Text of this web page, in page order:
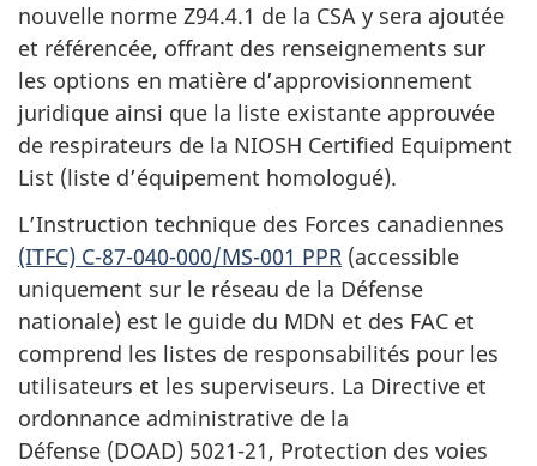
nouvelle norme Z94.4.1 de la CSA y sera ajoutée
et référencée, offrant des renseignements sur
les options en matière d’approvisionnement
juridique ainsi que la liste existante approuvée
de respirateurs de la NIOSH Certified Equipment
List (liste d’équipement homologué).
L’Instruction technique des Forces canadiennes
(ITFC) C-87-040-000/MS-001 PPR (accessible
uniquement sur le réseau de la Défense
nationale) est le guide du MDN et des FAC et
comprend les listes de responsabilités pour les
utilisateurs et les superviseurs. La Directive et
ordonnance administrative de la
Défense (DOAD) 5021-21, Protection des voies